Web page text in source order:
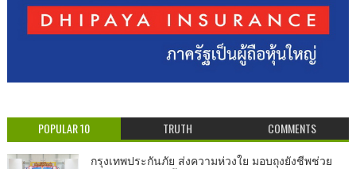
POPULAR 10 TRUTH COMMENTS
กรุงเทพประกันภัย ส่งความห่วงใย มอบถุงยังชีพช่วย